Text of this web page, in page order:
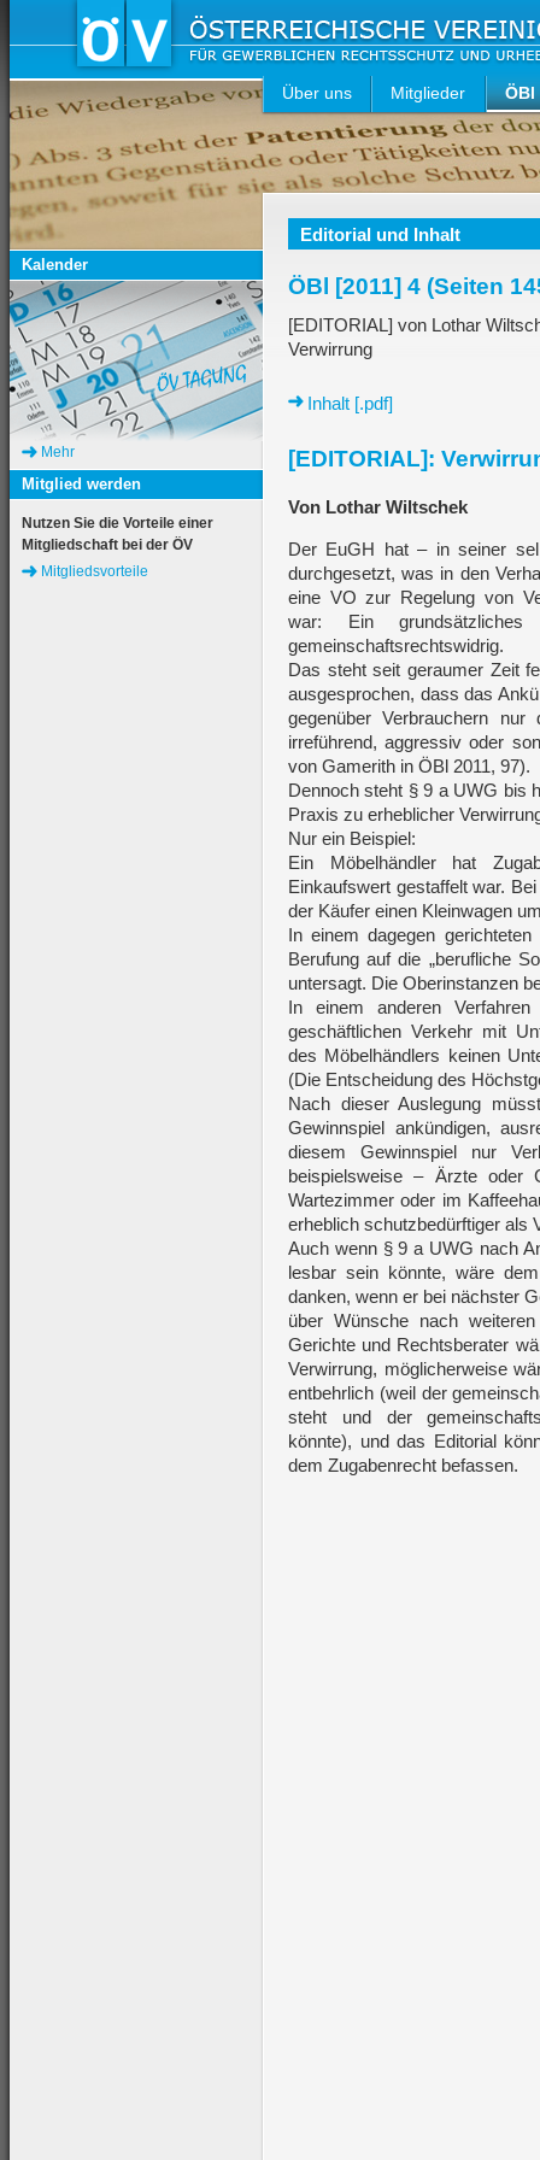
Über uns Mitglieder ÖBl
Editorial und Inhalt
ÖBl [2011] 4 (Seiten
[EDITORIAL] von Lothar
Verwirrung
Inhalt [.pdf]
[EDITORIAL]:
Von Lothar Wiltschek
Der EuGH hat – in seiner
durchgesetzt, was in den
eine VO zur Regelung von
war: Ein
gemeinschaftsrechtswidrig.
Das steht seit geraumer Zeit
ausgesprochen, dass das
gegenüber Verbrauchern
irreführend, aggressiv oder
von Gamerith in ÖBl 2011, 97).
Dennoch steht § 9 a UWG bis
Praxis zu erheblicher
Nur ein Beispiel:
Ein Möbelhändler hat
Einkaufswert gestaffelt war.
der Käufer einen Kleinwagen
In einem dagegen
Berufung auf die „berufliche
untersagt. Die Oberinstanzen
In einem anderen
geschäftlichen Verkehr mit
des Möbelhändlers keinen
(Die Entscheidung des
Nach dieser Auslegung
Gewinnspiel ankündigen,
diesem Gewinnspiel nur
beispielsweise – Ärzte oder
Wartezimmer oder im
erheblich schutzbedürftiger als
Auch wenn § 9 a UWG nach
lesbar sein könnte, wäre
danken, wenn er bei nächster
über Wünsche nach
Gerichte und Rechtsberater
Verwirrung, möglicherweise
entbehrlich (weil der
steht und der
könnte), und das Editorial
dem Zugabenrecht befassen.
Kalender
Mehr
Mitglied werden
Nutzen Sie die Vorteile einer
Mitgliedschaft bei der ÖV
Mitgliedsvorteile